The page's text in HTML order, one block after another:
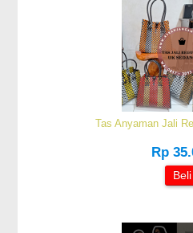
Tas Anyaman Jali
Rp
Beli